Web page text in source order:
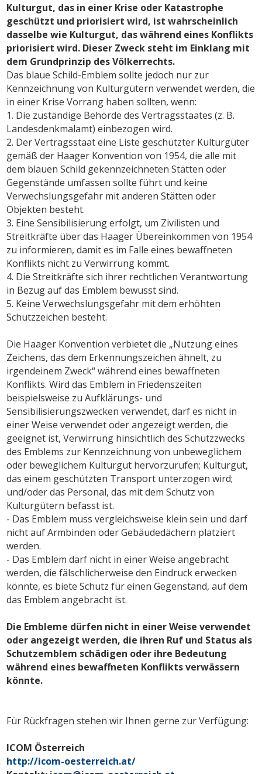
Kulturgut, das in einer Krise oder Katastrophe
geschützt und priorisiert wird, ist wahrscheinlich
dasselbe wie Kulturgut, das während eines Konflikts
priorisiert wird. Dieser Zweck steht im Einklang mit
dem Grundprinzip des Völkerrechts.
Das blaue Schild-Emblem sollte jedoch nur zur
Kennzeichnung von Kulturgütern verwendet werden, die
in einer Krise Vorrang haben sollten, wenn:
1. Die zuständige Behörde des Vertragsstaates (z. B.
Landesdenkmalamt) einbezogen wird.
2. Der Vertragsstaat eine Liste geschützter Kulturgüter
gemäß der Haager Konvention von 1954, die alle mit
dem blauen Schild gekennzeichneten Stätten oder
Gegenstände umfassen sollte führt und keine
Verwechslungsgefahr mit anderen Stätten oder
Objekten besteht.
3. Eine Sensibilisierung erfolgt, um Zivilisten und
Streitkräfte über das Haager Übereinkommen von 1954
zu informieren, damit es im Falle eines bewaffneten
Konflikts nicht zu Verwirrung kommt.
4. Die Streitkräfte sich ihrer rechtlichen Verantwortung
in Bezug auf das Emblem bewusst sind.
5. Keine Verwechslungsgefahr mit dem erhöhten
Schutzzeichen besteht.
Die Haager Konvention verbietet die „Nutzung eines
Zeichens, das dem Erkennungszeichen ähnelt, zu
irgendeinem Zweck“ während eines bewaffneten
Konflikts. Wird das Emblem in Friedenszeiten
beispielsweise zu Aufklärungs- und
Sensibilisierungszwecken verwendet, darf es nicht in
einer Weise verwendet oder angezeigt werden, die
geeignet ist, Verwirrung hinsichtlich des Schutzzwecks
des Emblems zur Kennzeichnung von unbeweglichem
oder beweglichem Kulturgut hervorzurufen; Kulturgut,
das einem geschützten Transport unterzogen wird;
und/oder das Personal, das mit dem Schutz von
Kulturgütern befasst ist.
- Das Emblem muss vergleichsweise klein sein und darf
nicht auf Armbinden oder Gebäudedächern platziert
werden.
- Das Emblem darf nicht in einer Weise angebracht
werden, die fälschlicherweise den Eindruck erwecken
könnte, es biete Schutz für einen Gegenstand, auf dem
das Emblem angebracht ist.
Die Embleme dürfen nicht in einer Weise verwendet
oder angezeigt werden, die ihren Ruf und Status als
Schutzemblem schädigen oder ihre Bedeutung
während eines bewaffneten Konflikts verwässern
könnte.
Für Rückfragen stehen wir Ihnen gerne zur Verfügung:
ICOM Österreich
http://icom-oesterreich.at/